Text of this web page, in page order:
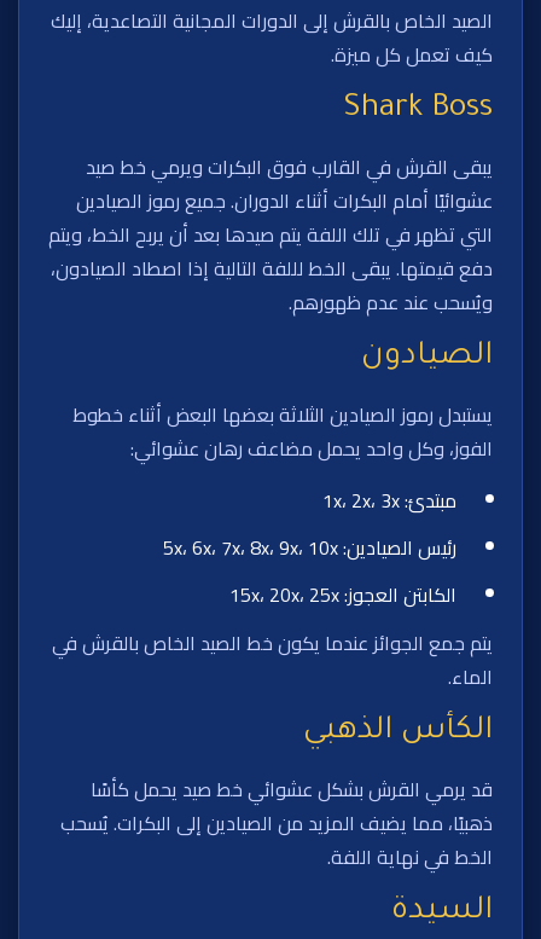
الصيد الخاص بالقرش إلى الدورات المجانية التصاعدية، إليك
كيف تعمل كل ميزة.
Shark Boss
يبقى القرش في القارب فوق البكرات ويرمي خط صيد
عشوائيًا أمام البكرات أثناء الدوران. جميع رموز الصيادين
التي تظهر في تلك اللفة يتم صيدها بعد أن يربح الخط، ويتم
دفع قيمتها. يبقى الخط لللفة التالية إذا اصطاد الصيادون،
ويُسحب عند عدم ظهورهم.
الصيادون
يستبدل رموز الصيادين الثلاثة بعضها البعض أثناء خطوط
الفوز، وكل واحد يحمل مضاعف رهان عشوائي:
مبتدئ: 1x، 2x، 3x
رئيس الصيادين: 5x، 6x، 7x، 8x، 9x، 10x
الكابتن العجوز: 15x، 20x، 25x
يتم جمع الجوائز عندما يكون خط الصيد الخاص بالقرش في
الماء.
الكأس الذهبي
قد يرمي القرش بشكل عشوائي خط صيد يحمل كأسًا
ذهبيًا، مما يضيف المزيد من الصيادين إلى البكرات. يُسحب
الخط في نهاية اللفة.
السيدة